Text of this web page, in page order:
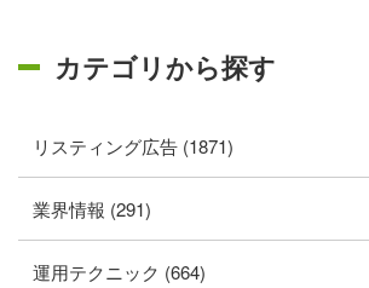
カテゴリから探す
リスティング広告 (1871)
業界情報 (291)
運用テクニック (664)